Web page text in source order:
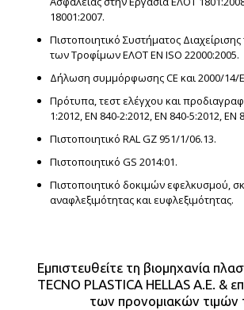
18001:2007.
Πιστοποιητικό Συστήματος
των Τροφίμων ΕΛΟΤ ΕΝ ISO 22000:2005.
Δήλωση συμμόρφωσης CE και 2000/14/
Πρότυπα, τεστ ελέγχου και
1:2012, ΕΝ 840-2:2012, ΕΝ 840-5:2012, ΕΝ
Πιστοποιητικό RAL GZ 951/1/06.13.
Πιστοποιητικό GS 2014:01.
Πιστοποιητικό δοκιμών εφελκυσμού,
αναφλεξιμότητας και ευφλεξιμότητας.
Εμπιστευθείτε τη βιομηχανία
TECNO PLASTICA HELLAS Α.Ε. &
των προνομιακών τιμών